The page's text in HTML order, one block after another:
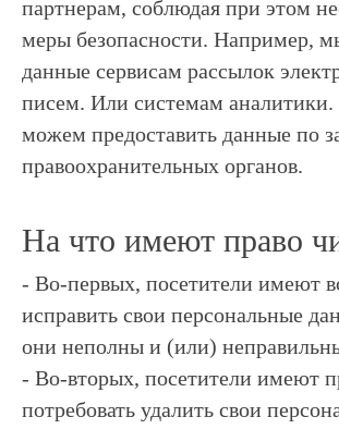
партнерам, соблюдая при этом
меры безопасности. Например,
данные сервисам рассылок
писем. Или системам
можем предоставить данные по
правоохранительных органов.
На что имеют право
- Во-первых, посетители имеют
исправить свои персональные
они неполны и (или)
- Во-вторых, посетители имеют
потребовать удалить свои